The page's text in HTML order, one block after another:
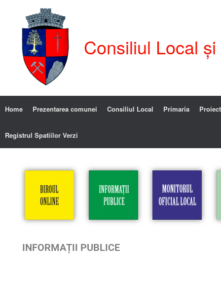
Consiliul Local
Home Prezentarea comunei Consiliul Local Primaria
Registrul Spatiilor Verzi
INFORMAȚII PUBLICE